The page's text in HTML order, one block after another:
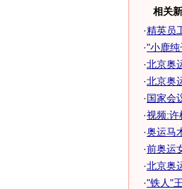
相关
·精英员
·"小鹿
·北京奥
·北京奥
·国家会
·视频:许
·奥运马
·前奥运
·北京奥
·"铁人"